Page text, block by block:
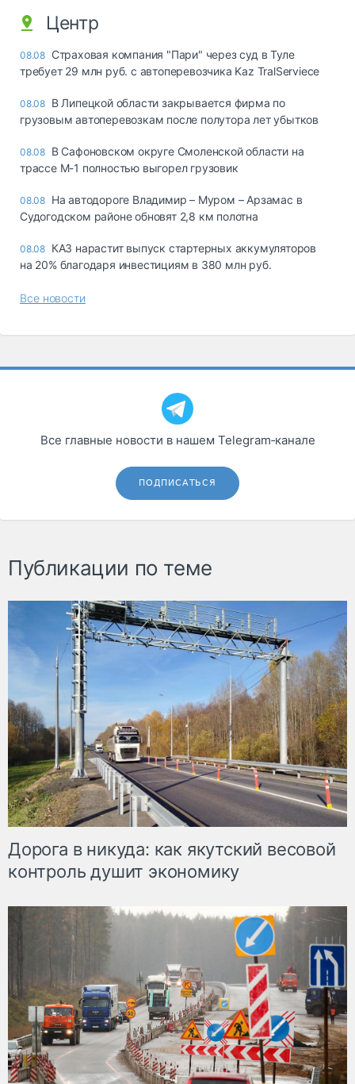
Центр
08.08 Страховая компания "Пари" через суд в Туле
требует 29 млн руб. с автоперевозчика Kaz TralServiece
08.08 В Липецкой области закрывается фирма по
грузовым автоперевозкам после полутора лет убытков
08.08 В Сафоновском округе Смоленской области на
трассе М-1 полностью выгорел грузовик
08.08 На автодороге Владимир – Муром – Арзамас в
Судогодском районе обновят 2,8 км полотна
08.08 КАЗ нарастит выпуск стартерных аккумуляторов
на 20% благодаря инвестициям в 380 млн руб.
Все новости
Все главные новости в нашем Telegram‑канале
ПОДПИСАТЬСЯ
Публикации по теме
Дорога в никуда: как якутский весовой
контроль душит экономику